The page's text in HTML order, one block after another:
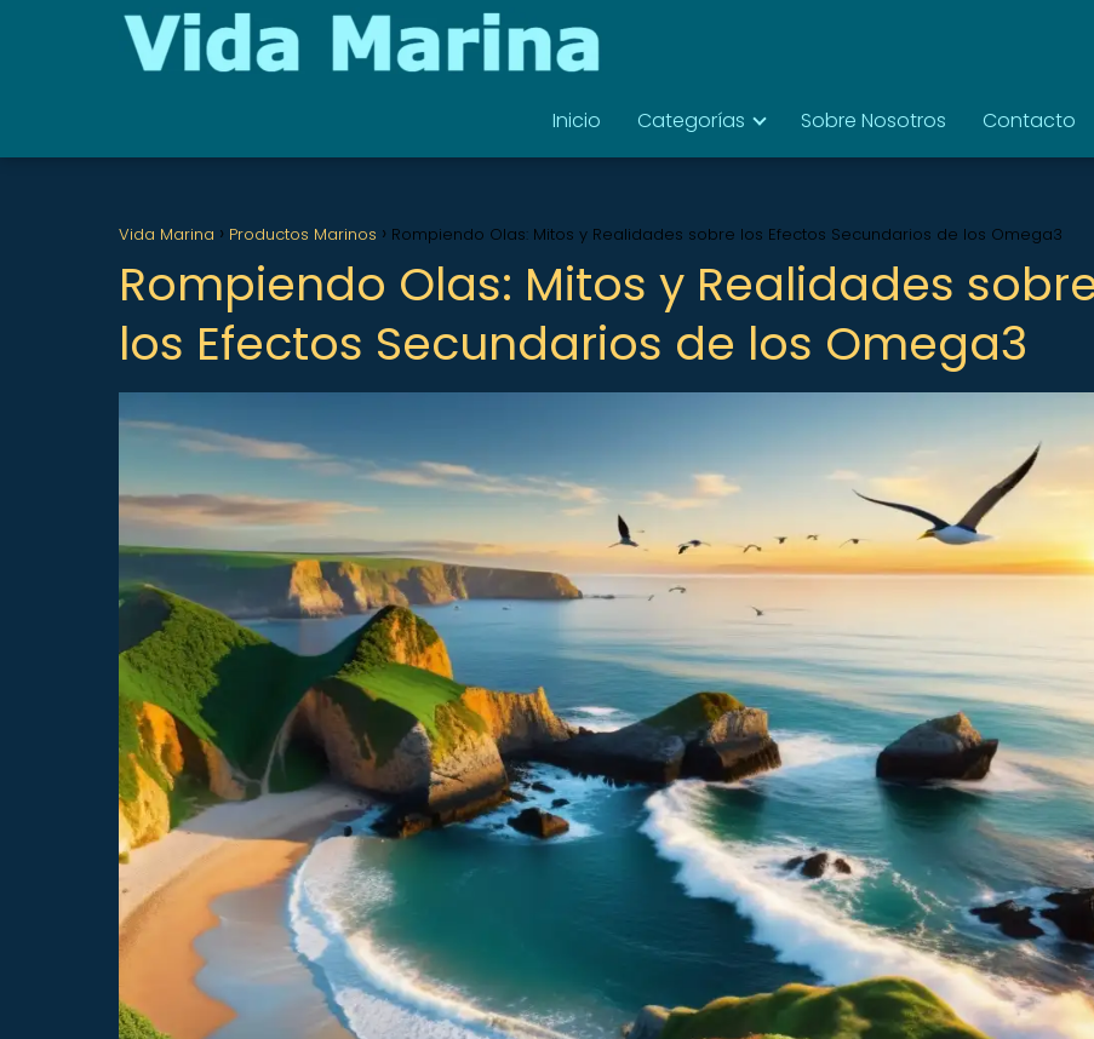
Inicio Categorías Sobre Nosotros Contacto
Vida Marina Productos Marinos Rompiendo Olas: Mitos y Realidades sobre los Efectos Secundarios de los Omega3
Rompiendo Olas: Mitos y Realidades
los Efectos Secundarios de los Omega3